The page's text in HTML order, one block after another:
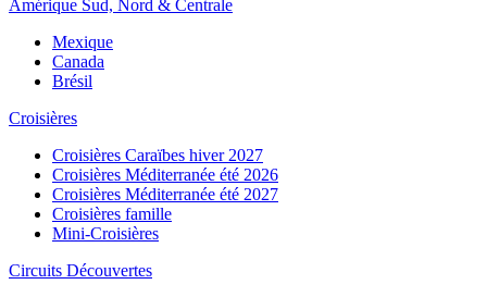
Amérique Sud, Nord & Centrale
Mexique
Canada
Brésil
Croisières
Croisières Caraïbes hiver 2027
Croisières Méditerranée été 2026
Croisières Méditerranée été 2027
Croisières famille
Mini-Croisières
Circuits Découvertes